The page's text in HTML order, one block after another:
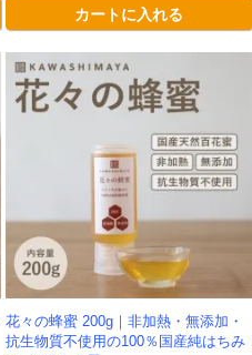
深く重厚な味わい。EUの原産地呼称保護（PD
O）に認定された本格派です。
カートに入れる
花々の蜂蜜 200g｜非加熱・無添加・
抗生物質不使用の100％国産純はちみ